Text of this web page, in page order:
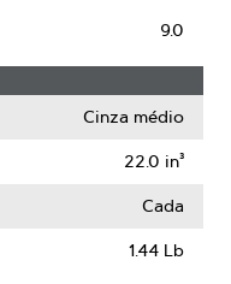
9.0
Cinza médio
22.0 in³
Cada
1.44 Lb